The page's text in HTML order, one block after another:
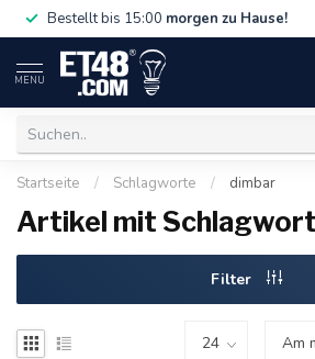
Bestellt bis 15:00 morgen zu Hause!
MENU
Startseite / Schlagworte / dimbar
Artikel mit
Filter